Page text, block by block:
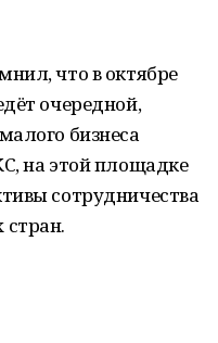
что в октябре
очередной,
бизнеса
на этой площадке
сотрудничества